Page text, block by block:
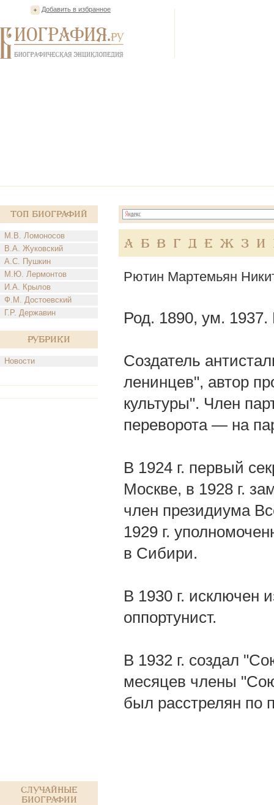
Добавить в избранное
Топ Биографий
М.В. Ломоносов
В.А. Жуковский
А.С. Пушкин
М.Ю. Лермонтов
И.А. Крылов
Ф.М. Достоевский
Г.Р. Державин
Рубрики
Новости
Случайные
биографии
А Б В Г Д Е Ж З И
Рютин Мартемьян
Род. 1890, ум.
Создатель
ленинцев", автор
культуры". Член
переворота — на
В 1924 г. первый
Москве, в 1928 г.
член президиума
1929 г.
в Сибири.
В 1930 г. исключен
оппортунист.
В 1932 г. создал
месяцев члены
был расстрелян по